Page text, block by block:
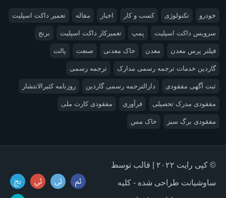
خودرو تکنولوژی کسب و کار اخبار مقاله تعمیر داکت اسپلیت
سرویس داکت اسپلیت پمپ تعمیرکار داکت اسپلیت برنج
فیلتر پرس معدن معدن خاک معدنی صنعت پالت
گاردین خدمات ترجمه رسمی مدارک ترجمه رسمی
ثبت آگهی مفقودی دارالترجمه رسمی گاردین روزنامه کثیرالانتشار
مفقودی مدرک تحصیلی فرآوری مفقودی کارت ملی
مفقودی برگ سبز خاک مس
© کپی رایت ۲۰۲۲ | قالب توسط
ساوشیانت طراحی شده - کلیه